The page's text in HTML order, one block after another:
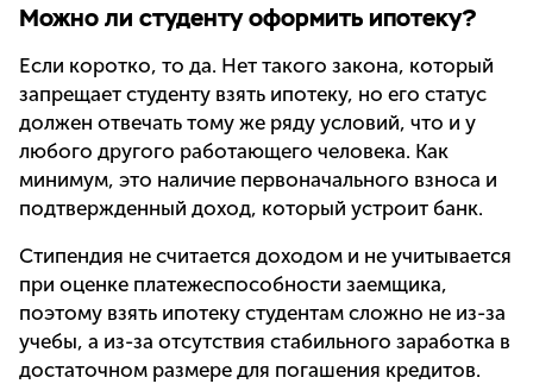
Можно ли студенту оформить ипотеку?
Если коротко, то да. Нет такого закона, который
запрещает студенту взять ипотеку, но его статус
должен отвечать тому же ряду условий, что и у
любого другого работающего человека. Как
минимум, это наличие первоначального взноса и
подтвержденный доход, который устроит банк.
Стипендия не считается доходом и не учитывается
при оценке платежеспособности заемщика,
поэтому взять ипотеку студентам сложно не из-за
учебы, а из-за отсутствия стабильного заработка в
достаточном размере для погашения кредитов.